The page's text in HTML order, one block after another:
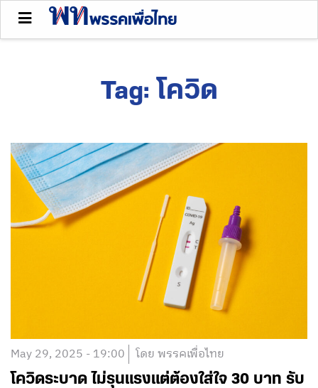
Tag: โควิด
May 29, 2025 - 19:00 โดย พรรคเพื่อไทย
โควิดระบาด ไม่รุนแรงแต่ต้องใส่ใจ 30 บาท รับ